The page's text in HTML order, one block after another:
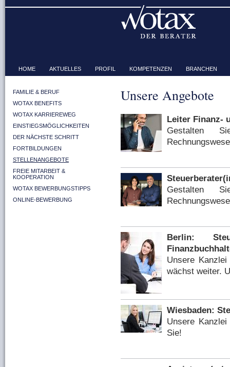
HOME AKTUELLES PROFIL KOMPETENZEN BRANCHEN
FAMILIE & BERUF
WOTAX BENEFITS
WOTAX KARRIEREWEG
EINSTIEGSMÖGLICHKEITEN
DER NÄCHSTE SCHRITT
FORTBILDUNGEN
STELLENANGEBOTE
FREIE MITARBEIT &
KOOPERATION
WOTAX BEWERBUNGSTIPPS
ONLINE-BEWERBUNG
Unsere Angebote
Leiter Finanz-
Gestalten
Gestalten
Berlin:
Unsere
wächst weiter.
Wiesbaden:
Unsere
Sie!